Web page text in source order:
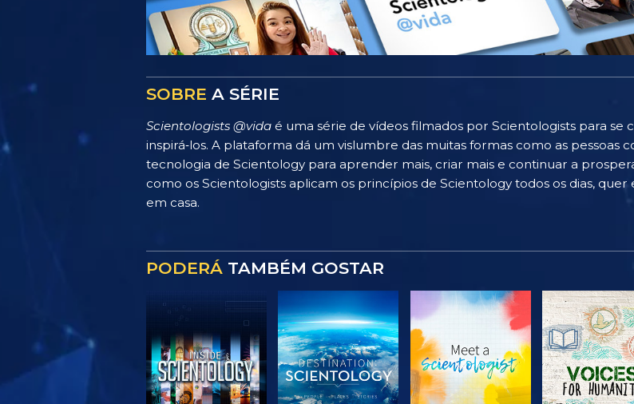
SOBRE A SÉRIE
Scientologists @vida é uma série de vídeos filmados por Scientologists para
inspirá‑los. A plataforma dá um vislumbre das muitas formas como as pessoas
tecnologia de Scientology para aprender mais, criar mais e continuar a
como os Scientologists aplicam os princípios de Scientology todos os dias, quer
em casa.
PODERÁ TAMBÉM GOSTAR